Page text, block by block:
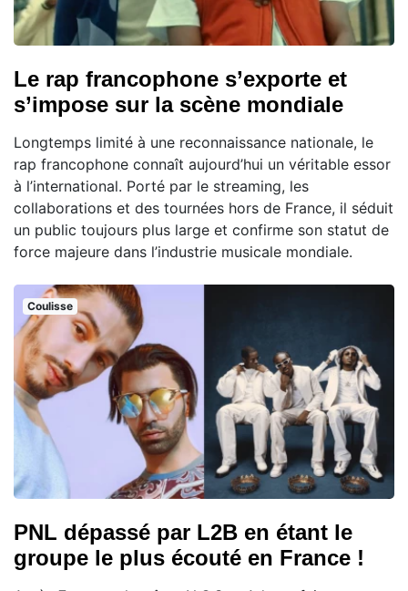
Le rap francophone s’exporte et
s’impose sur la scène mondiale
Longtemps limité à une reconnaissance nationale, le
rap francophone connaît aujourd’hui un véritable essor
à l’international. Porté par le streaming, les
collaborations et des tournées hors de France, il séduit
un public toujours plus large et confirme son statut de
force majeure dans l’industrie musicale mondiale.
Coulisse
PNL dépassé par L2B en étant le
groupe le plus écouté en France !